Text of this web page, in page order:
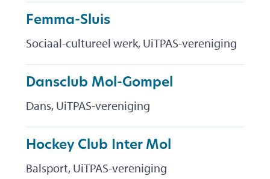
Femma-Sluis
Sociaal-cultureel werk, UiTPAS-vereniging
Dansclub Mol-Gompel
Dans, UiTPAS-vereniging
Hockey Club Inter Mol
Balsport, UiTPAS-vereniging